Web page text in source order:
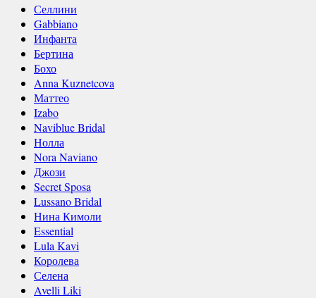
Селлини
Gabbiano
Инфанта
Бертина
Бохо
Anna Kuznetcova
Маттео
Izabo
Naviblue Bridal
Нолла
Nora Naviano
Джози
Secret Sposa
Lussano Bridal
Нина Кимоли
Essential
Lula Kavi
Королева
Селена
Avelli Liki